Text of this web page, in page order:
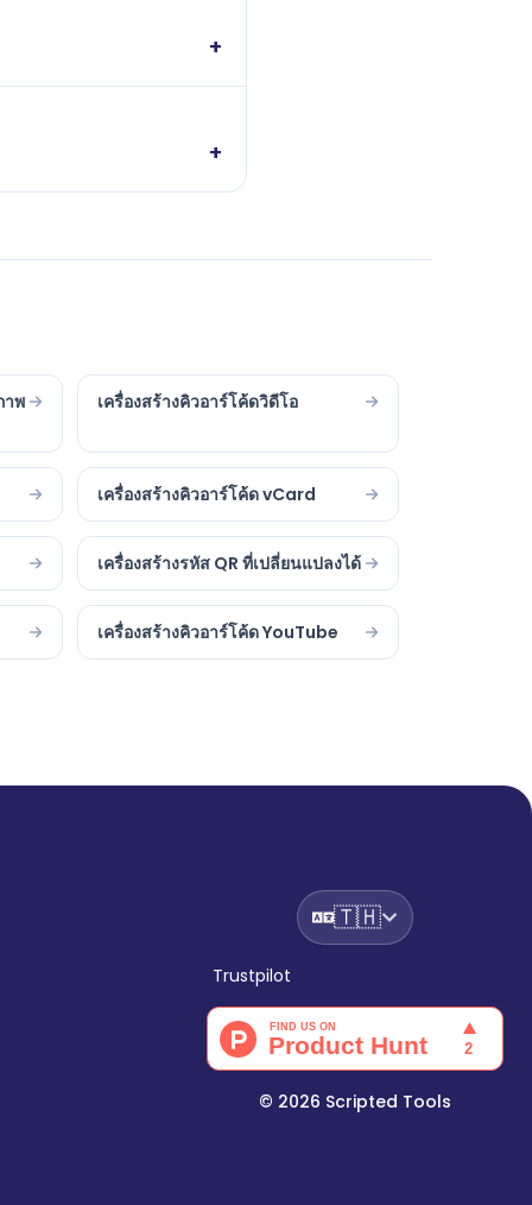
+
+
าพ เครื่องสร้างคิวอาร์โค้ดวิดีโอ
เครื่องสร้างคิวอาร์โค้ด vCard
เครื่องสร้างรหัส QR ที่เปลี่ยนแปลงได้
เครื่องสร้างคิวอาร์โค้ด YouTube
🇹🇭
Trustpilot
© 2026 Scripted Tools